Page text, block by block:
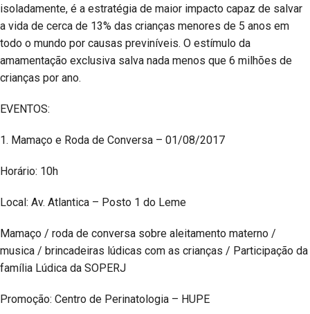
isoladamente, é a estratégia de maior impacto capaz de salvar
a vida de cerca de 13% das crianças menores de 5 anos em
todo o mundo por causas previníveis. O estímulo da
amamentação exclusiva salva nada menos que 6 milhões de
crianças por ano.
EVENTOS:
1. Mamaço e Roda de Conversa – 01/08/2017
Horário: 10h
Local: Av. Atlantica – Posto 1 do Leme
Mamaço / roda de conversa sobre aleitamento materno /
musica / brincadeiras lúdicas com as crianças / Participação da
família Lúdica da SOPERJ
Promoção: Centro de Perinatologia – HUPE